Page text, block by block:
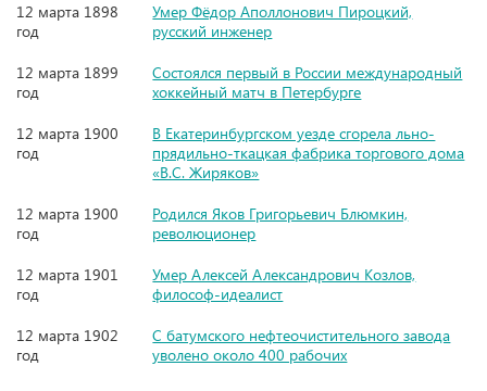
12 марта 1898
год
Умер Фёдор Аполлонович Пироцкий,
русский инженер
12 марта 1899
год
Состоялся первый в России международный
хоккейный матч в Петербурге
12 марта 1900
год
В Екатеринбургском уезде сгорела льно-
прядильно-ткацкая фабрика торгового дома
«В.С. Жиряков»
12 марта 1900
год
Родился Яков Григорьевич Блюмкин,
революционер
12 марта 1901
год
Умер Алексей Александрович Козлов,
философ-идеалист
12 марта 1902
год
С батумского нефтеочистительного завода
уволено около 400 рабочих